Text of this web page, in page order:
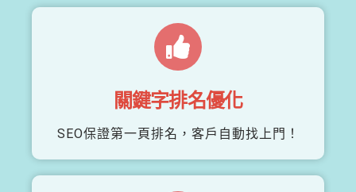
關鍵字排名優化
SEO保證第一頁排名，客戶自動找上門！